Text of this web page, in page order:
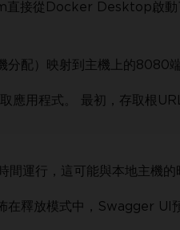
直接從Docker Desktop啟
分配）映射到主機上的8080端
應用程式。 最初，存取根
間運行，這可能與本地主機的
在釋放模式中，Swagger UI